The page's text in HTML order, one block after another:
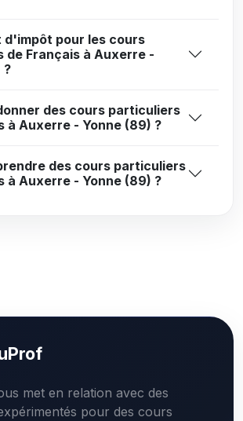
d'impôt pour les cours
de Français à Auxerre -
?
des cours particuliers
à Auxerre - Yonne (89) ?
des cours particuliers
à Auxerre - Yonne (89) ?
met en relation avec des
pour des cours